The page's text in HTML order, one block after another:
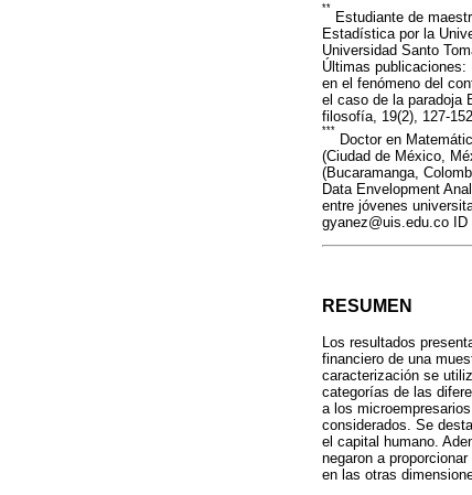
**
Estudiante de
Estadística por la
Universidad Santo
Últimas
en el fenómeno del
el caso de la paradoja
filosofía, 19(2), 127-
***
Doctor en
(Ciudad de México,
(Bucaramanga,
Data Envelopment
entre jóvenes
gyanez@uis.edu.co ID
RESUMEN
Los resultados
financiero de una
caracterización se
categorías de las
a los
considerados. Se
el capital humano.
negaron a
en las otras